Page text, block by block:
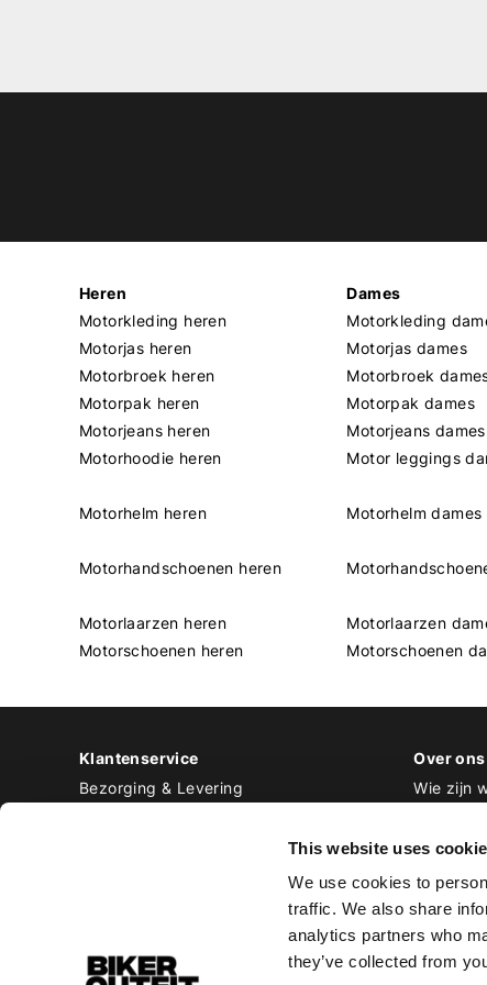
This website uses
We use cookies to
traffic. We also share
analytics partners who
they’ve collected from
Heren
Motorkleding heren
Motorjas heren
Motorbroek heren
Motorpak heren
Motorjeans heren
Motorhoodie heren
Motorhelm heren
Motorhandschoenen heren
Motorlaarzen heren
Motorschoenen heren
Dames
Motorkleding
Motorjas dames
Motorbroek
Motorpak dames
Motorjeans dames
Motor leggings
Motorhelm dames
Motorlaarzen
Motorschoenen
Klantenservice
Bezorging & Levering
Privacy Policy
Over ons
Wie zijn
Werken